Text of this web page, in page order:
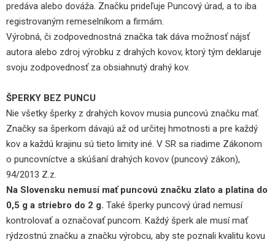
predáva alebo dováža. Značku prideľuje Puncový úrad, a to iba
registrovaným remeselníkom a firmám.
Výrobná, či zodpovednostná značka tak dáva možnosť nájsť
autora alebo zdroj výrobku z drahých kovov, ktorý tým deklaruje
svoju zodpovednosť za obsiahnutý drahý kov.
ŠPERKY BEZ PUNCU
Nie všetky šperky z drahých kovov musia puncovú značku mať.
Značky sa šperkom dávajú až od určitej hmotnosti a pre každý
kov a každú krajinu sú tieto limity iné. V SR sa riadime Zákonom
o puncovníctve a skúšaní drahých kovov (puncový zákon),
94/2013 Z.z.
Na Slovensku nemusí mať puncovú značku zlato a platina do
0,5 g a striebro do 2 g. Také šperky puncový úrad nemusí
kontrolovať a označovať puncom. Každý šperk ale musí mať
rýdzostnú značku a značku výrobcu, aby ste poznali kvalitu kovu